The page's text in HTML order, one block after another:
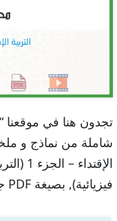
شاملة من نماذج و
فيزيائية), بصيغة PDF جاهزة للتحميل .